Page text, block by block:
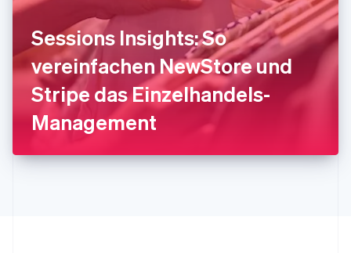
Sessions Insights: So
vereinfachen NewStore und
Stripe das Einzelhandels-
Management
English
Liechtenstein
Deutsch English
Litauen
English
Luxemburg
Français DeutschEnglish
Malaysia
Malta